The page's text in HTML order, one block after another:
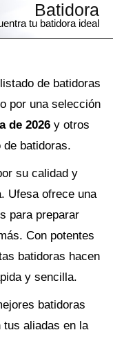
Batidora
tu batidora ideal
de batidoras
por una selección
de 2026 y otros
batidoras.
su calidad y
Ufesa ofrece una
para preparar
Con potentes
batidoras hacen
y sencilla.
batidoras
tus aliadas en la